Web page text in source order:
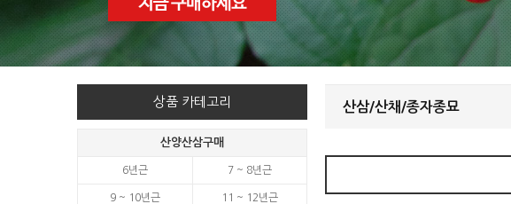
상품 카테고리
산양산삼구매
6년근 7 ~ 8년근
9 ~ 10년근 11 ~ 12년근
산삼/산채/종자종묘